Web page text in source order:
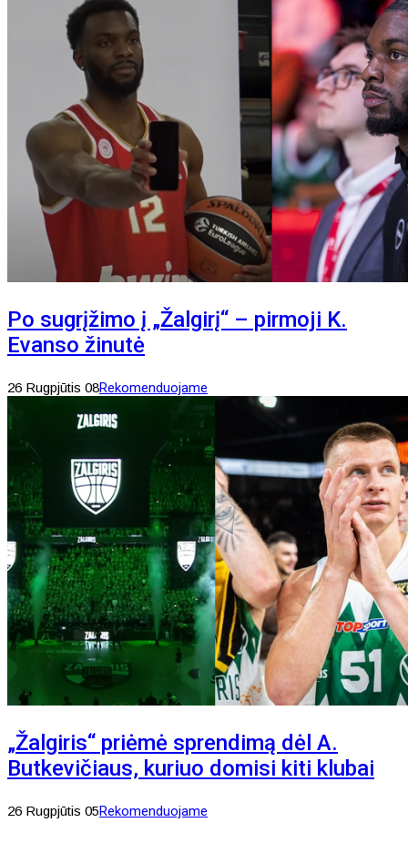
Po sugrįžimo į „Žalgirį“ – pirmoji K.
Evanso žinutė
26 Rugpjūtis 08Rekomenduojame
„Žalgiris“ priėmė sprendimą dėl A.
Butkevičiaus, kuriuo domisi kiti klubai
26 Rugpjūtis 05Rekomenduojame